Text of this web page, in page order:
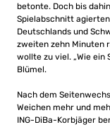
betonte. Doch bis
Spielabschnitt
Deutschlands und
zweiten zehn Minuten
wollte zu viel. „Wie ein
Blümel.
Nach dem
Weichen mehr und
ING-DiBa-Korbjäger